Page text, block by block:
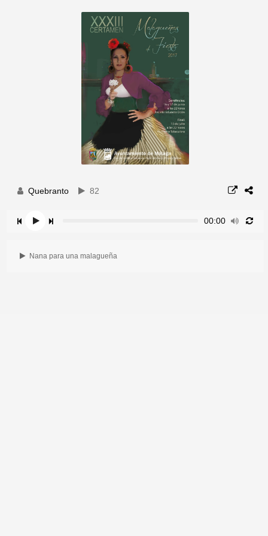
Quebranto 82
00:00
Nana para una malagueña